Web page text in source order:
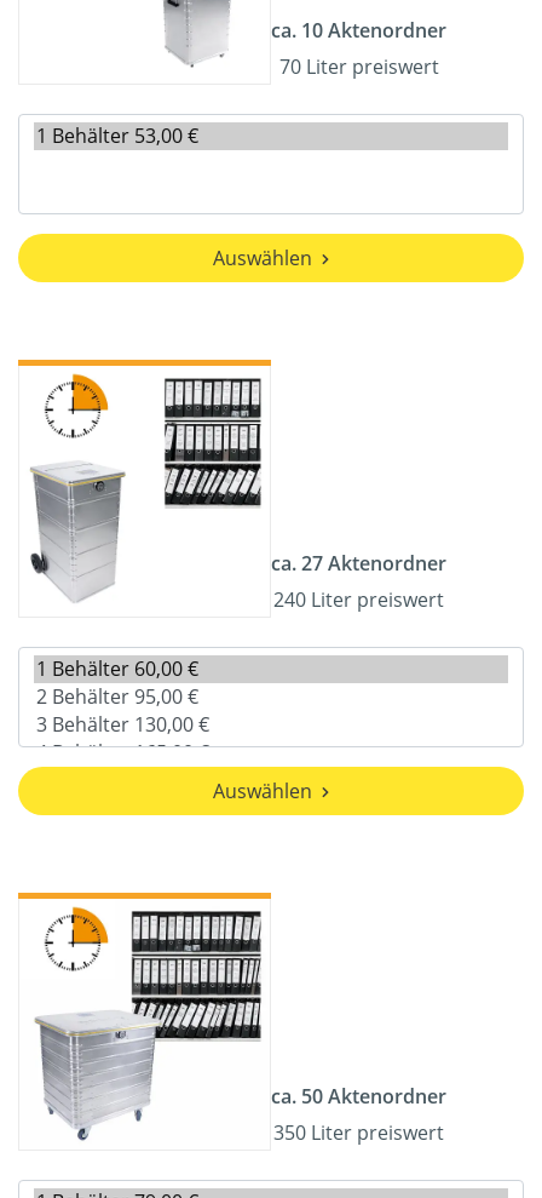
ca. 10 Aktenordner
70 Liter preiswert
Auswählen
ca. 27 Aktenordner
240 Liter preiswert
Auswählen
ca. 50 Aktenordner
350 Liter preiswert